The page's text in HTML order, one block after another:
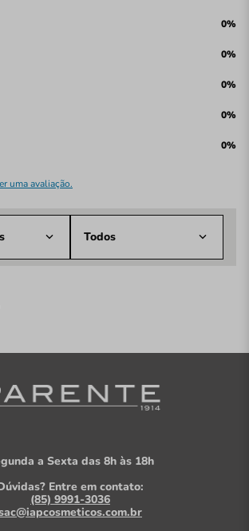
0%
0%
0%
0%
0%
uma avaliação.
Todos
a Sexta das 8h às 18h
Entre em contato:
(85) 9991-3036